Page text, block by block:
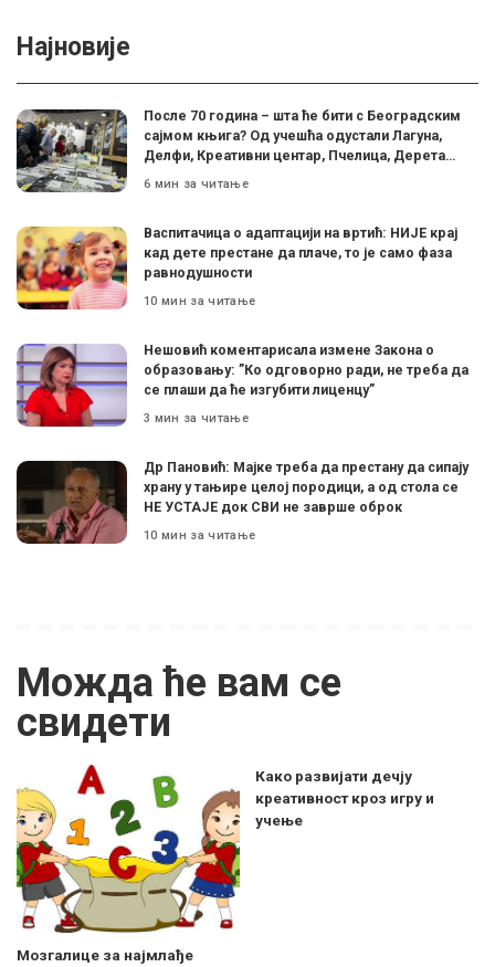
Најновије
После 70 година – шта ће бити с Београдским
сајмом књига? Од учешћа одустали Лагуна,
Делфи, Креативни центар, Пчелица, Дерета…
6 мин за читање
Васпитачица о адаптацији на вртић: НИЈЕ крај
кад дете престане да плаче, то је само фаза
равнодушности
10 мин за читање
Нешовић коментарисала измене Закона о
образовању: ”Ко одговорно ради, не треба да
се плаши да ће изгубити лиценцу”
3 мин за читање
Др Пановић: Мајке треба да престану да сипају
храну у тањире целој породици, а од стола се
НЕ УСТАЈЕ док СВИ не заврше оброк
10 мин за читање
Можда ће вам се
свидети
Mозгалице за најмлађе
Како развијати дечју
креативност кроз игру и
учење